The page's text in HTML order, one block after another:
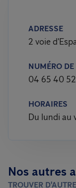
ADRESSE
2 voie
NUMÉRO
04 65 40
HORAIRES
Du lundi au
Nos autres
TROUVER